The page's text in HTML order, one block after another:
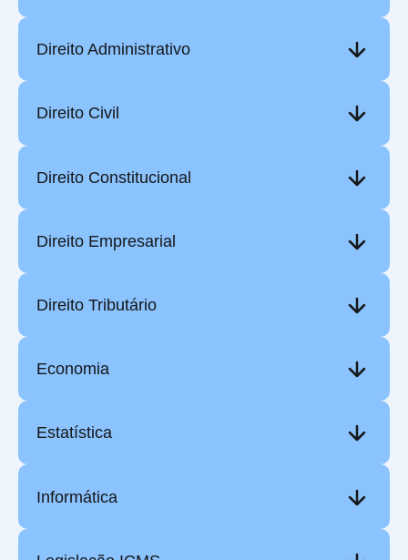
Direito Administrativo
Direito Civil
Direito Constitucional
Direito Empresarial
Direito Tributário
Economia
Estatística
Informática